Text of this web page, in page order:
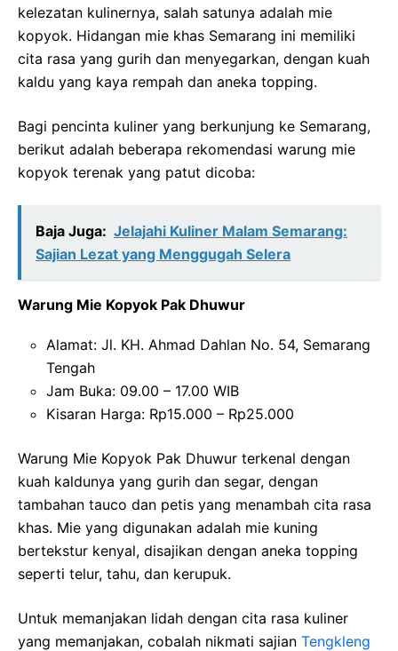
kelezatan kulinernya, salah satunya adalah mie
kopyok. Hidangan mie khas Semarang ini memiliki
cita rasa yang gurih dan menyegarkan, dengan kuah
kaldu yang kaya rempah dan aneka topping.
Bagi pencinta kuliner yang berkunjung ke Semarang,
berikut adalah beberapa rekomendasi warung mie
kopyok terenak yang patut dicoba:
Baja Juga: Jelajahi Kuliner Malam Semarang:
Sajian Lezat yang Menggugah Selera
Warung Mie Kopyok Pak Dhuwur
Alamat: Jl. KH. Ahmad Dahlan No. 54, Semarang
Tengah
Jam Buka: 09.00 – 17.00 WIB
Kisaran Harga: Rp15.000 – Rp25.000
Warung Mie Kopyok Pak Dhuwur terkenal dengan
kuah kaldunya yang gurih dan segar, dengan
tambahan tauco dan petis yang menambah cita rasa
khas. Mie yang digunakan adalah mie kuning
bertekstur kenyal, disajikan dengan aneka topping
seperti telur, tahu, dan kerupuk.
Untuk memanjakan lidah dengan cita rasa kuliner
yang memanjakan, cobalah nikmati sajian Tengkleng